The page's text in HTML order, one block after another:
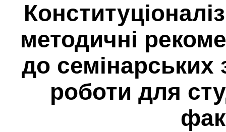
методичні
до семінарських
роботи для